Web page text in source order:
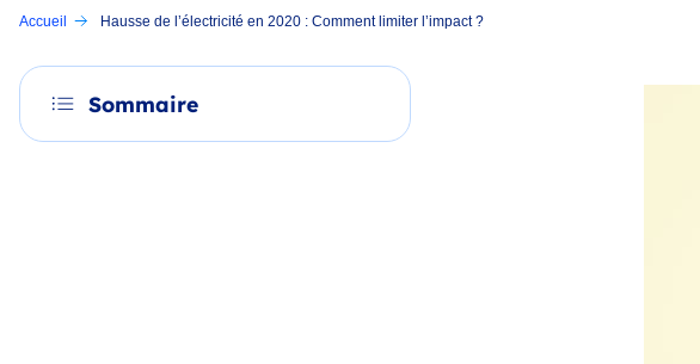
Accueil Hausse de l’électricité en 2020 : Comment limiter l’impact ?
Sommaire